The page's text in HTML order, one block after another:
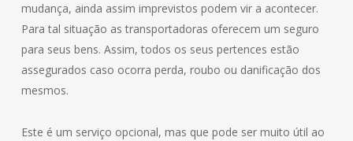
mudança, ainda assim imprevistos podem vir a acontecer.
Para tal situação as transportadoras oferecem um seguro
para seus bens. Assim, todos os seus pertences estão
assegurados caso ocorra perda, roubo ou danificação dos
mesmos.
Este é um serviço opcional, mas que pode ser muito útil ao